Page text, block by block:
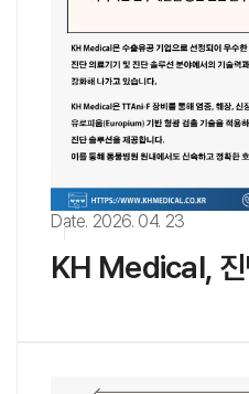
Date. 2026. 04. 23